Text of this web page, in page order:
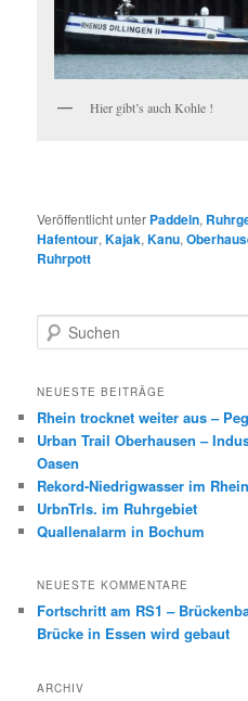
Hier gibt’s auch Kohle !
Veröffentlicht unter Paddeln,
Hafentour,Kajak,Kanu,
Ruhrpott
u
h
n
NEUESTE BEITRÄGE
Rhein trocknet weiter aus –
Urban Trail Oberhausen –
Oasen
Rekord-Niedrigwasser im
UrbnTrls. im Ruhrgebiet
Quallenalarm in Bochum
NEUESTE KOMMENTARE
Fortschritt am RS1 –
Brücke in Essen wird gebaut
ARCHIV